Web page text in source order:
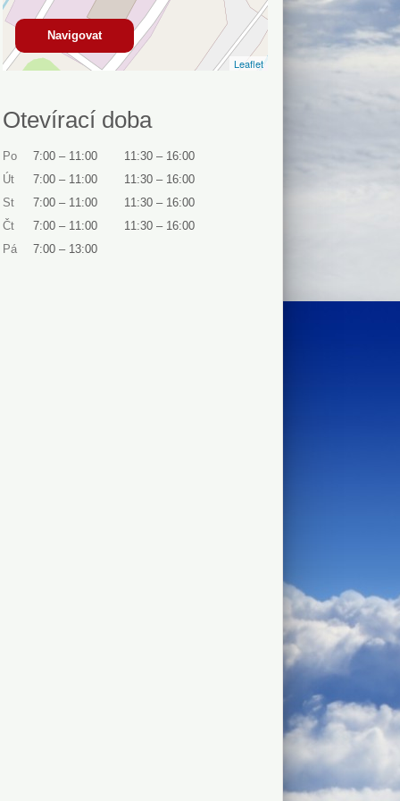
Leaflet
Navigovat
Otevírací doba
Po 7:00 – 11:00 11:30 – 16:00
Út
7:00 – 11:00 11:30 – 16:00
St
7:00 – 11:00 11:30 – 16:00
Čt
7:00 – 11:00 11:30 – 16:00
Pá
7:00 – 13:00